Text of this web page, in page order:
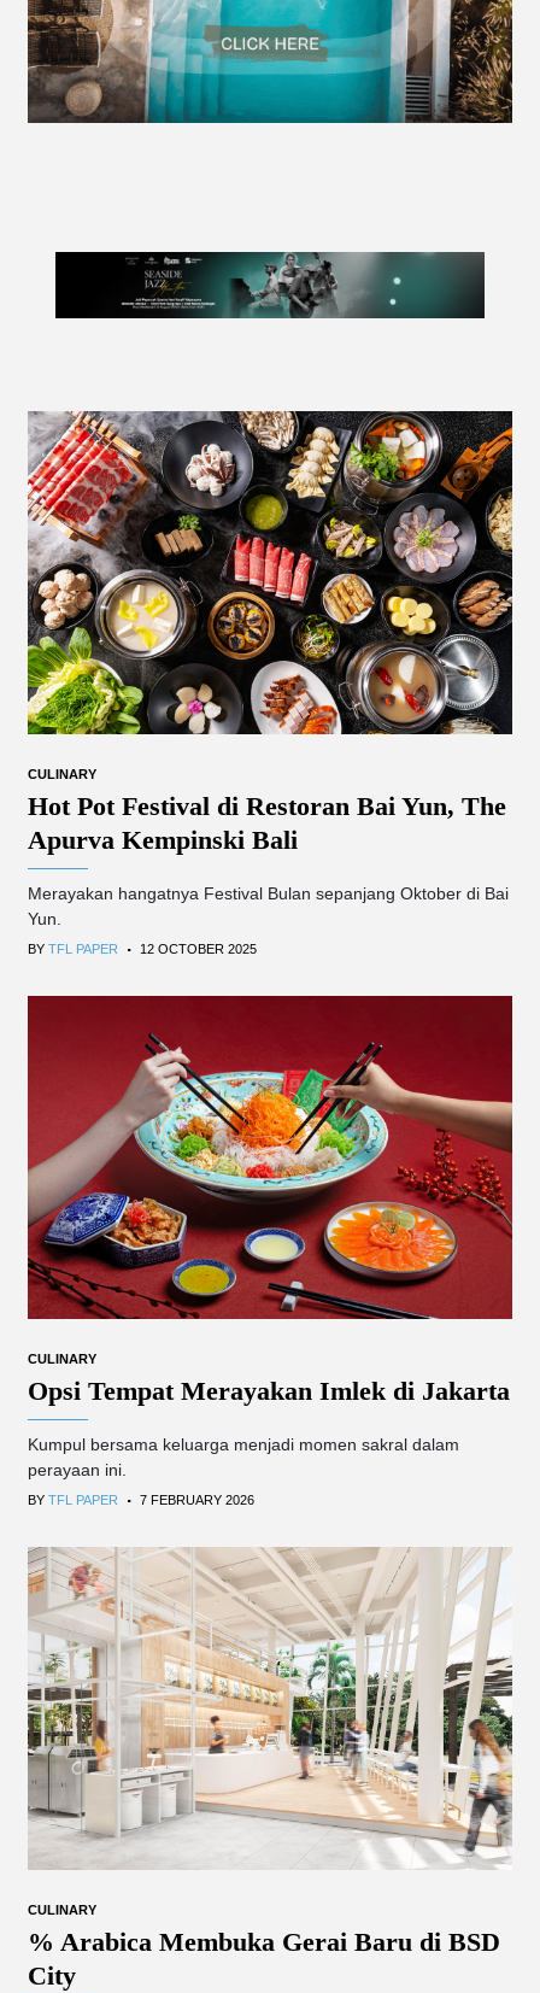
CULINARY
Hot Pot Festival di Restoran Bai Yun, The
Apurva Kempinski Bali
Merayakan hangatnya Festival Bulan sepanjang Oktober di Bai
Yun.
BY TFL PAPER . 12 OCTOBER 2025
CULINARY
Opsi Tempat Merayakan Imlek di Jakarta
Kumpul bersama keluarga menjadi momen sakral dalam
perayaan ini.
BY TFL PAPER . 7 FEBRUARY 2026
CULINARY
% Arabica Membuka Gerai Baru di BSD
City